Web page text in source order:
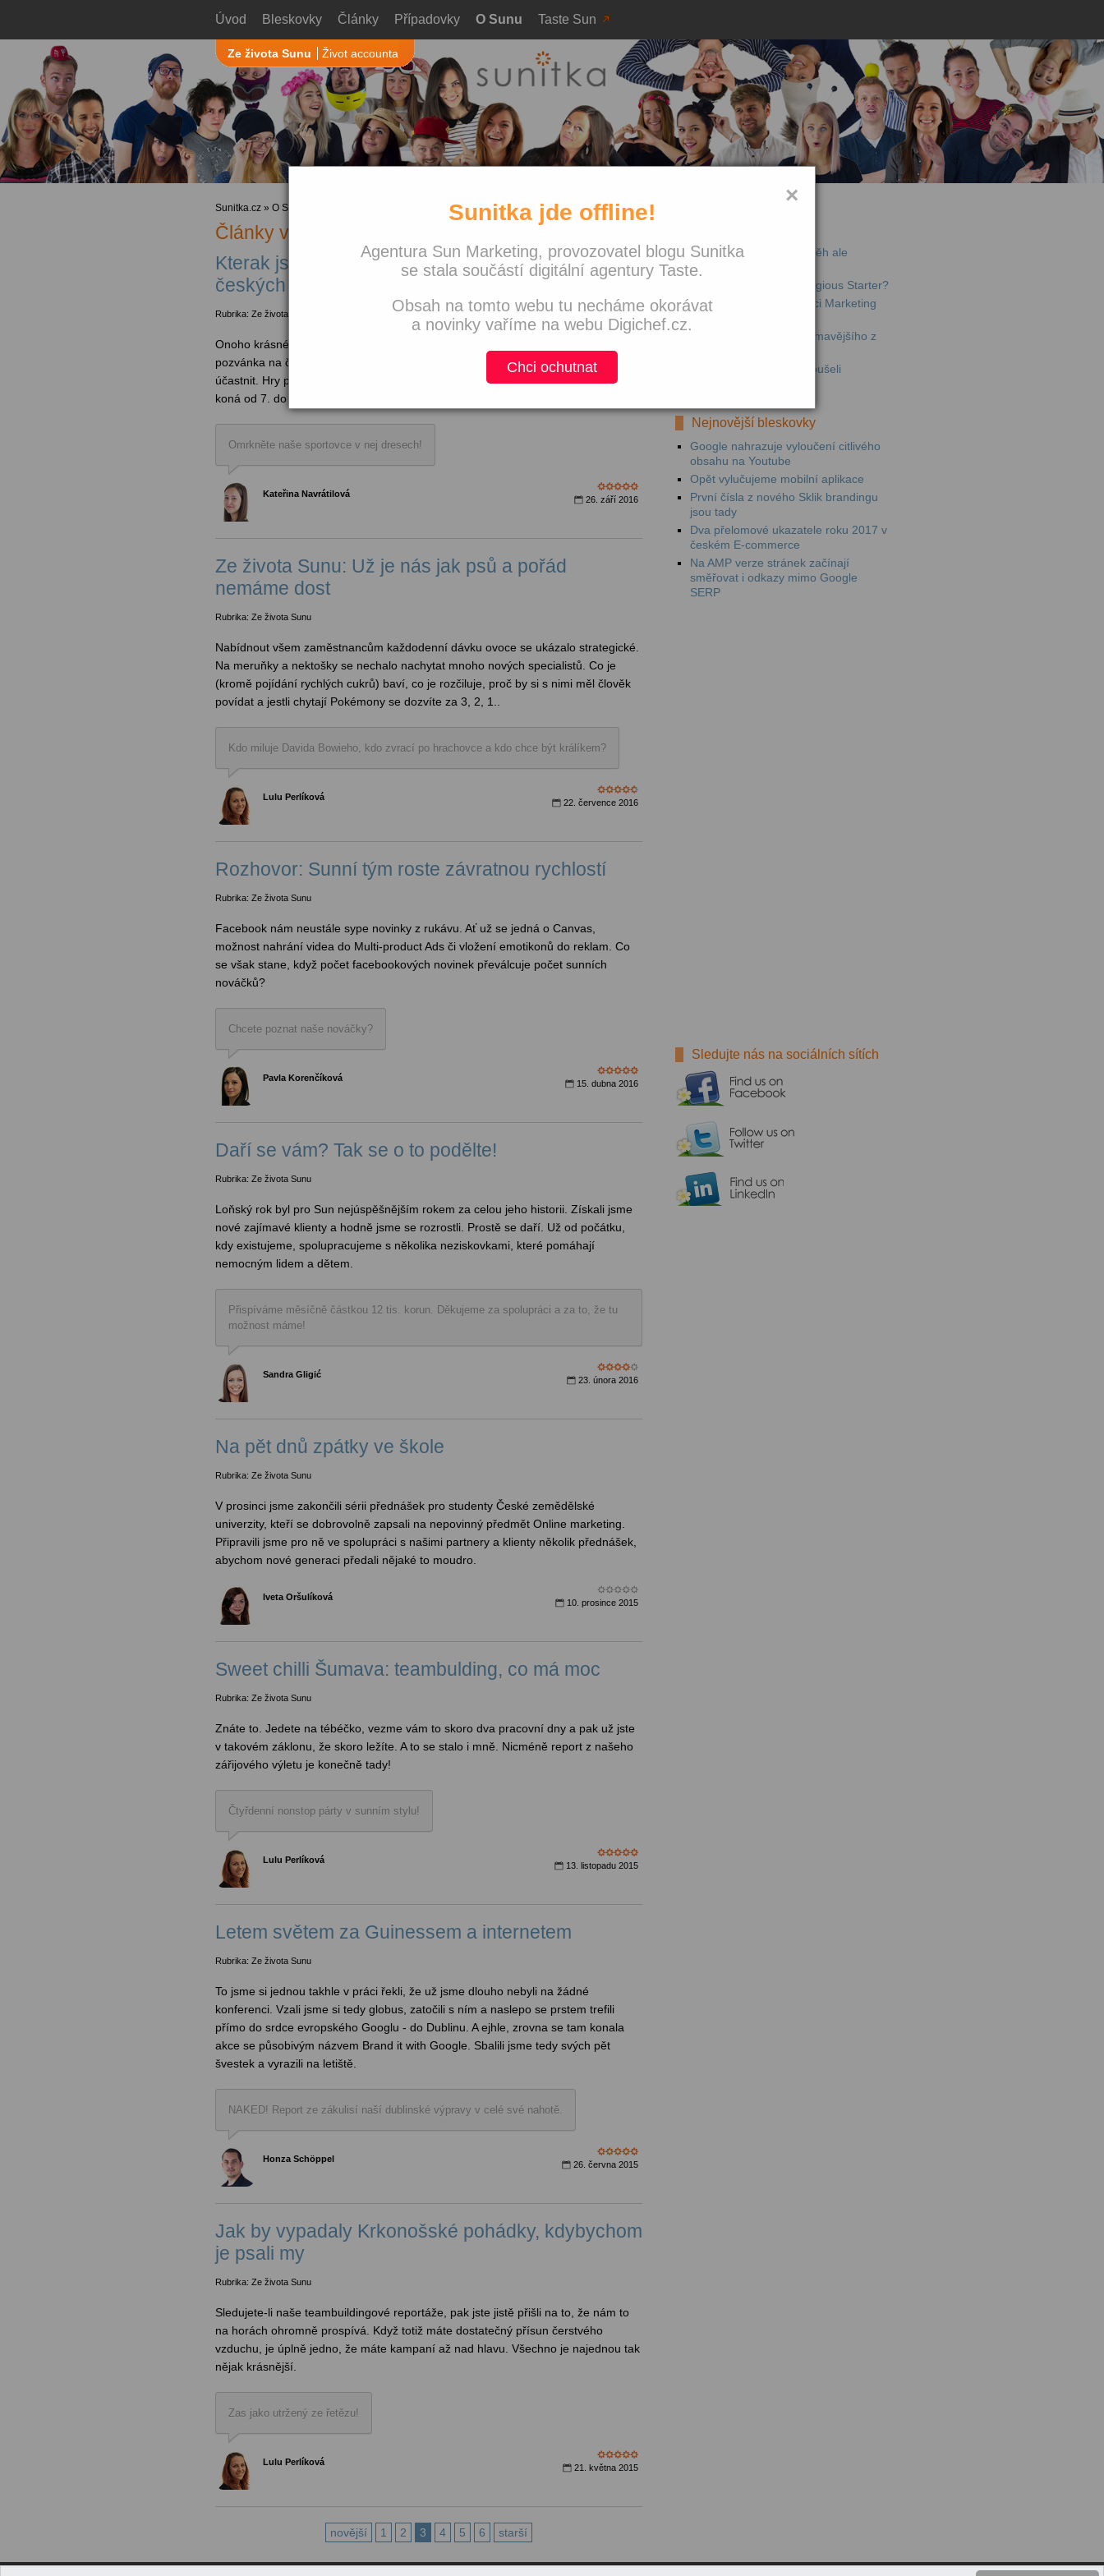
×
Sunitka jde offline!
Agentura Sun Marketing, provozovatel blogu Sunitka
se stala součástí digitální agentury Taste.
Obsah na tomto webu tu necháme okorávat
a novinky vaříme na webu Digichef.cz.
Chci ochutnat
Úvod Bleskovky Články Případovky O Sunu Taste Sun
Ze života Sunu Život accounta
Sunitka.cz » O Sunu
Články v rubrice Ze života Sunu
Kterak jsme si namazali na chleba soupeře na
českých sportovních hrách 2016
Rubrika: Ze života Sunu
Onoho krásného letního dne přišla díky multisport kartám naší generální Sandře
pozvánka na české sportovní hry s výčtem několika sportů, kterých se můžeme
účastnit. Hry probíhaly 9. září jako součást Evropského týdne sportu, který se
koná od 7. do 30. září.
Omrkněte naše sportovce v nej dresech!
Kateřina Navrátilová
26. září 2016
Ze života Sunu: Už je nás jak psů a pořád
nemáme dost
Rubrika: Ze života Sunu
Nabídnout všem zaměstnancům každodenní dávku ovoce se ukázalo strategické.
Na meruňky a nektošky se nechalo nachytat mnoho nových specialistů. Co je
(kromě pojídání rychlých cukrů) baví, co je rozčiluje, proč by si s nimi měl člověk
povídat a jestli chytají Pokémony se dozvíte za 3, 2, 1..
Kdo miluje Davida Bowieho, kdo zvrací po hrachovce a kdo chce být králíkem?
Lulu Perlíková
22. července 2016
Rozhovor: Sunní tým roste závratnou rychlostí
Rubrika: Ze života Sunu
Facebook nám neustále sype novinky z rukávu. Ať už se jedná o Canvas,
možnost nahrání videa do Multi-product Ads či vložení emotikonů do reklam. Co
se však stane, když počet facebookových novinek převálcuje počet sunních
nováčků?
Chcete poznat naše nováčky?
Pavla Korenčíková
15. dubna 2016
Daří se vám? Tak se o to podělte!
Rubrika: Ze života Sunu
Loňský rok byl pro Sun nejúspěšnějším rokem za celou jeho historii. Získali jsme
nové zajímavé klienty a hodně jsme se rozrostli. Prostě se daří. Už od počátku,
kdy existujeme, spolupracujeme s několika neziskovkami, které pomáhají
nemocným lidem a dětem.
Přispíváme měsíčně částkou 12 tis. korun. Děkujeme za spolupráci a za to, že tu
možnost máme!
Sandra Gligić
23. února 2016
Na pět dnů zpátky ve škole
Rubrika: Ze života Sunu
V prosinci jsme zakončili sérii přednášek pro studenty České zemědělské
univerzity, kteří se dobrovolně zapsali na nepovinný předmět Online marketing.
Připravili jsme pro ně ve spolupráci s našimi partnery a klienty několik přednášek,
abychom nové generaci předali nějaké to moudro.
Iveta Oršulíková
10. prosince 2015
Sweet chilli Šumava: teambulding, co má moc
Rubrika: Ze života Sunu
Znáte to. Jedete na tébéčko, vezme vám to skoro dva pracovní dny a pak už jste
v takovém záklonu, že skoro ležíte. A to se stalo i mně. Nicméně report z našeho
zářijového výletu je konečně tady!
Čtyřdenní nonstop párty v sunním stylu!
Lulu Perlíková
13. listopadu 2015
Letem světem za Guinessem a internetem
Rubrika: Ze života Sunu
To jsme si jednou takhle v práci řekli, že už jsme dlouho nebyli na žádné
konferenci. Vzali jsme si tedy globus, zatočili s ním a naslepo se prstem trefili
přímo do srdce evropského Googlu - do Dublinu. A ejhle, zrovna se tam konala
akce se působivým názvem Brand it with Google. Sbalili jsme tedy svých pět
švestek a vyrazili na letiště.
NAKED! Report ze zákulisí naší dublinské výpravy v celé své nahotě.
Honza Schöppel
26. června 2015
Jak by vypadaly Krkonošské pohádky, kdybychom
je psali my
Rubrika: Ze života Sunu
Sledujete-li naše teambuildingové reportáže, pak jste jistě přišli na to, že nám to
na horách ohromně prospívá. Když totiž máte dostatečný přísun čerstvého
vzduchu, je úplně jedno, že máte kampaní až nad hlavu. Všechno je najednou tak
nějak krásnější.
Zas jako utržený ze řetězu!
Lulu Perlíková
21. května 2015
novější 1 2 3 4 5 6 starší
Sunitka jde offline – příběh ale
nekonči!
Co jsme chytili na Contagious Starter?
Navštívili jsme konferenci Marketing
Víkend plný toho nejzajímavějšího z
Mezi prvními jsme vyzkoušeli
Nejnovější bleskovky
Google nahrazuje vyloučení citlivého
obsahu na Youtube
Opět vylučujeme mobilní aplikace
První čísla z nového Sklik brandingu
jsou tady
Dva přelomové ukazatele roku 2017 v
českém E-commerce
Na AMP verze stránek začínají
směřovat i odkazy mimo Google
SERP
Sledujte nás na sociálních sítích